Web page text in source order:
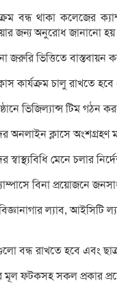
বন্ধ থাকা কলেজের
জন্য অনুরোধ জানানো হয়
জরুরি ভিত্তিতে বাস্তবায়ন
কার্যক্রম চালু রাখতে
ভিজিল্যান্স টিম গঠন
অনলাইন ক্লাসে
স্বাস্থ্যবিধি মেনে চলার
বিনা প্রয়োজনে
ল্যাব, আইসিটি
বন্ধ রাখতে হবে এবং
মূল ফটকসহ সকল প্রকার